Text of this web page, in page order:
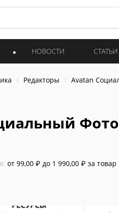
НОВОСТИ
Редакторы Avatan
от 99,00 ₽ до 1 990,00 ₽ за товар